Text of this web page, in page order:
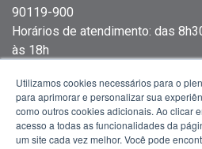
90119-900
Horários de atendimento: das
às 18h
Utilizamos cookies necessários para o
para aprimorar e personalizar sua
como outros cookies adicionais. Ao clicar
acesso a todas as funcionalidades da
um site cada vez melhor. Você pode